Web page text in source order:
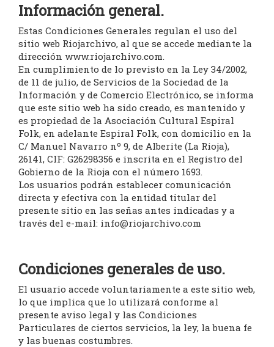
Información general.
Estas Condiciones Generales regulan el uso del
sitio web Riojarchivo, al que se accede mediante la
dirección www.riojarchivo.com.
En cumplimiento de lo previsto en la Ley 34/2002,
de 11 de julio, de Servicios de la Sociedad de la
Información y de Comercio Electrónico, se informa
que este sitio web ha sido creado, es mantenido y
es propiedad de la Asociación Cultural Espiral
Folk, en adelante Espiral Folk, con domicilio en la
C/ Manuel Navarro nº 9, de Alberite (La Rioja),
26141, CIF: G26298356 e inscrita en el Registro del
Gobierno de la Rioja con el número 1693.
Los usuarios podrán establecer comunicación
directa y efectiva con la entidad titular del
presente sitio en las señas antes indicadas y a
través del e-mail: info@riojarchivo.com
Condiciones generales de uso.
El usuario accede voluntariamente a este sitio web,
lo que implica que lo utilizará conforme al
presente aviso legal y las Condiciones
Particulares de ciertos servicios, la ley, la buena fe
y las buenas costumbres.